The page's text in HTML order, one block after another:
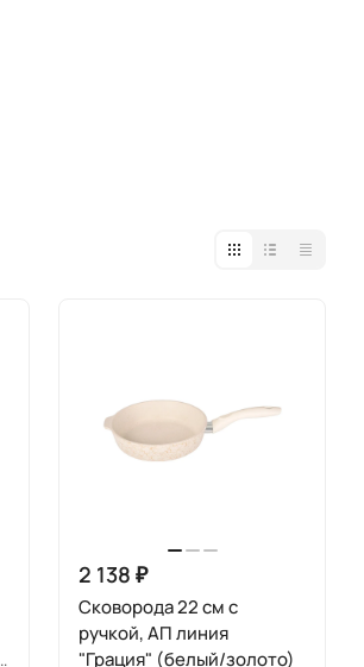
2 138 ₽
Сковорода 22 см с
ручкой, АП линия
"Грация" (белый/золото)